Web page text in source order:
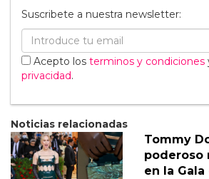
Suscribete a nuestra newsletter:
Acepto los terminos y condiciones
privacidad.
Noticias relacionadas
Tommy
poderoso
en la